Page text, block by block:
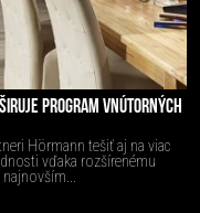
PROGRAM VNÚTORNÝCH
Hörmann tešiť aj na viac
vďaka rozšírenému